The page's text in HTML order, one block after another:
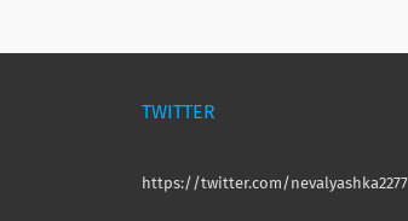
TWITTER
https://twitter.com/nevalyashka2277